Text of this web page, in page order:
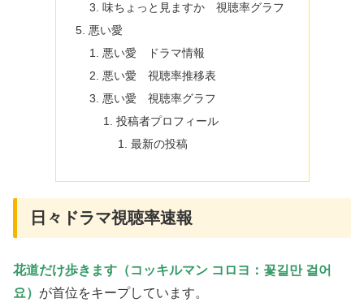
味ちょっと見ますか 視聴率グラフ
悪い愛
悪い愛 ドラマ情報
悪い愛 視聴率推移表
悪い愛 視聴率グラフ
投稿者プロフィール
最新の投稿
日々ドラマ視聴率速報
花道だけ歩きます（コッキルマン コロヨ：꽃길만 걸어
요） が首位をキープしています。